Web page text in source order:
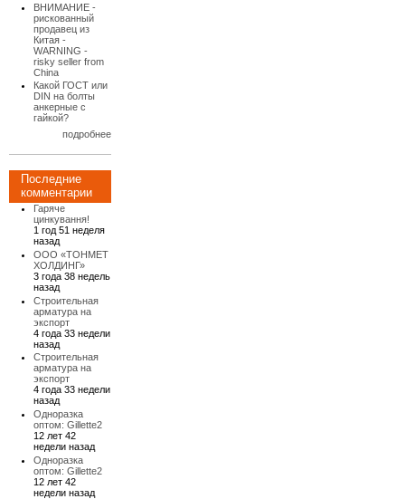
ВНИМАНИЕ -
рискованный
продавец из
Китая -
WARNING -
risky seller from
China
Какой ГОСТ или
DIN на болты
анкерные с
гайкой?
подробнее
Последние
комментарии
Гаряче
цинкування!
1 год 51 неделя
назад
ООО «ТОНМЕТ
ХОЛДИНГ»
3 года 38 недель
назад
Строительная
арматура на
экспорт
4 года 33 недели
назад
Строительная
арматура на
экспорт
4 года 33 недели
назад
Одноразка
оптом: Gillette2
12 лет 42
недели назад
Одноразка
оптом: Gillette2
12 лет 42
недели назад